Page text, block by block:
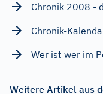
Chronik 2008 -
Chronik-
Wer ist wer im
Weitere Artikel aus